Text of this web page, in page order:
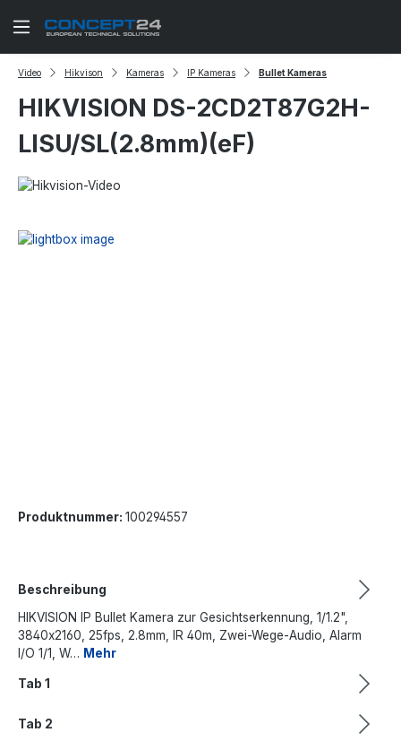
Zum Hauptinhalt springen
Video Hikvison Kameras IP Kameras Bullet Kameras
HIKVISION DS-2CD2T87G2H-
LISU/SL(2.8mm)(eF)
Produktnummer: 100294557
Beschreibung
HIKVISION IP Bullet Kamera zur Gesichtserkennung, 1/1.2",
3840x2160, 25fps, 2.8mm, IR 40m, Zwei-Wege-Audio, Alarm
I/O 1/1, W… Mehr
Tab 1
Tab 2